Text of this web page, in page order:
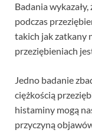
Badania
podczas
takich jak zatkany
przeziębieniach
Jedno badanie
ciężkością
histaminy mogą
przyczyną